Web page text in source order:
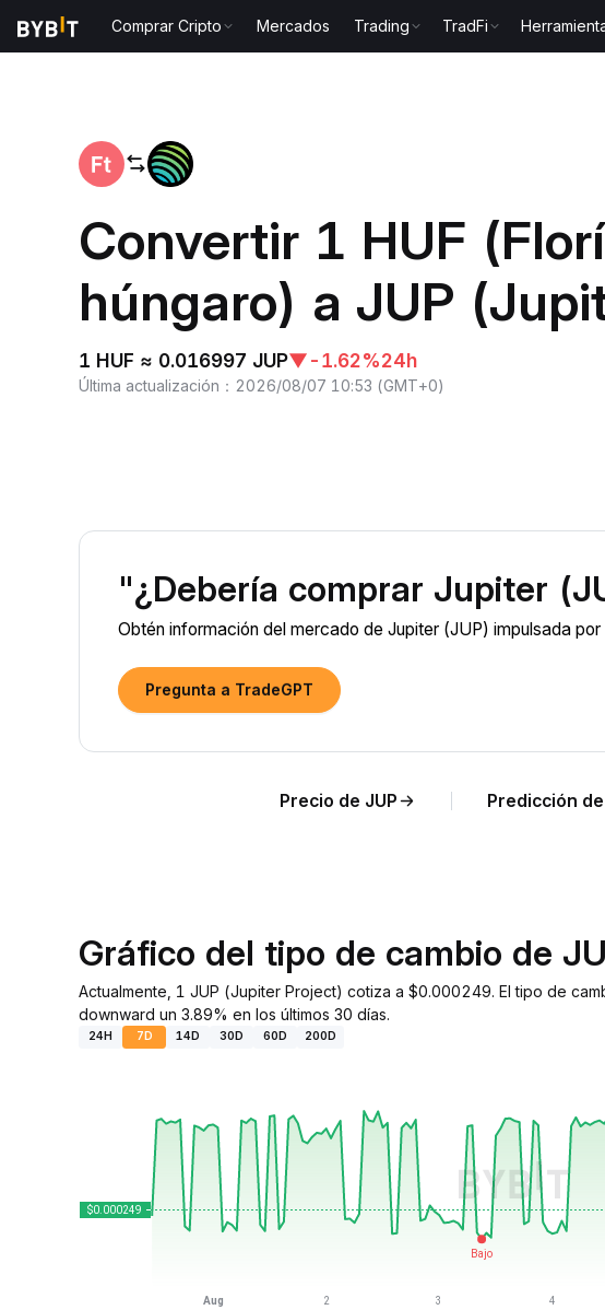
Comprar Cripto Mercados Trading TradFi
Convertir 1 HUF
húngaro) a JUP
1 HUF ≈ 0.016997 JUP▼-1.62%24h
Última actualización ： 2026/08/07 10:53 (GMT+0)
"¿Debería comprar Jupiter
Obtén información del mercado de Jupiter (JUP) impulsada
Pregunta a TradeGPT
Precio de JUP Predicción
Gráfico del tipo de cambio de
Actualmente, 1 JUP (Jupiter Project) cotiza a $0.000249. El tipo de
downward un 3.89% en los últimos 30 días.
24H 7D 14D 30D 60D 200D